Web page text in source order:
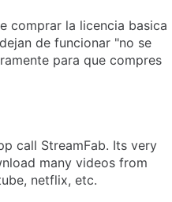
comprar la licencia basica
de funcionar "no se
para que compres
call StreamFab. Its very
many videos from
netflix, etc.